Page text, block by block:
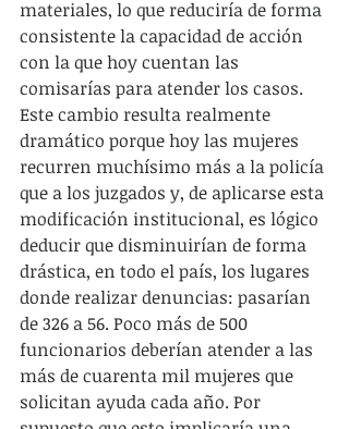
materiales, lo que reduciría de forma
consistente la capacidad de acción
con la que hoy cuentan las
comisarías para atender los casos.
Este cambio resulta realmente
dramático porque hoy las mujeres
recurren muchísimo más a la policía
que a los juzgados y, de aplicarse esta
modificación institucional, es lógico
deducir que disminuirían de forma
drástica, en todo el país, los lugares
donde realizar denuncias: pasarían
de 326 a 56. Poco más de 500
funcionarios deberían atender a las
más de cuarenta mil mujeres que
solicitan ayuda cada año. Por